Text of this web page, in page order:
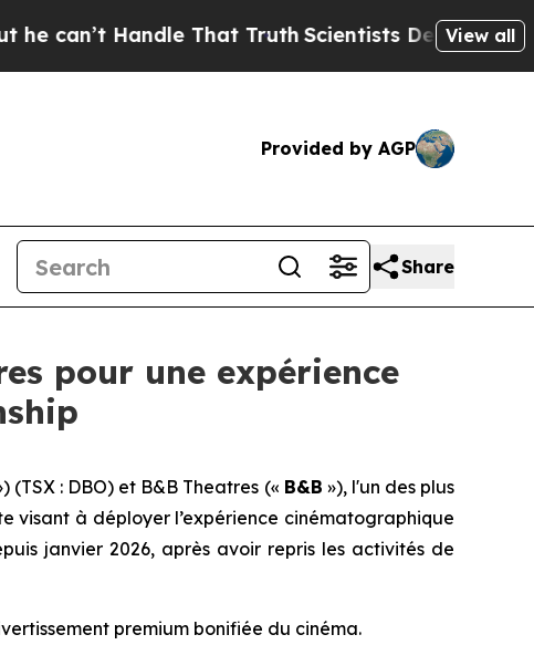
Handle That TruthScientists Designed a Virtual
View all
Provided by AGP
Share
pour une expérience
(TSX : DBO) et B&B Theatres (« B&B »), l'un des plus
visant à déployer l’expérience cinématographique
janvier 2026, après avoir repris les activités de
premium bonifiée du cinéma.